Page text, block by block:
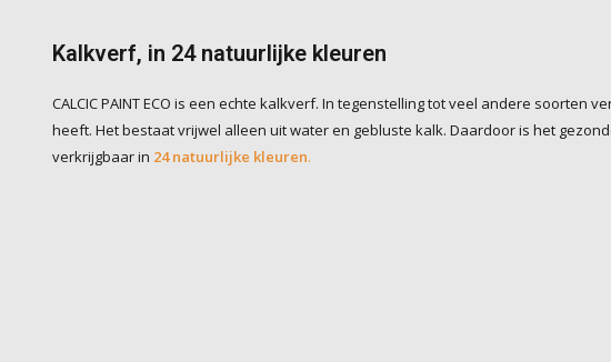
Kalkverf, in 24 natuurlijke kleuren
CALCIC PAINT ECO is een echte kalkverf. In tegenstelling tot veel andere
heeft. Het bestaat vrijwel alleen uit water en gebluste kalk. Daardoor is het
verkrijgbaar in 24 natuurlijke kleuren.